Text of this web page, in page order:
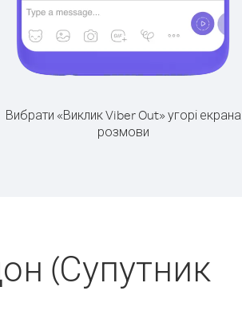
Вибрати «Виклик Viber Out» угорі екрана
розмови
(Супутник